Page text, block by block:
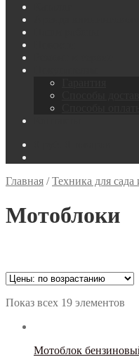
Главная /Техника для сада
Мотоблоки
Цена
Показ всех 19 элементов
Мотоблок